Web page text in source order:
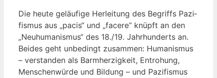
Die heu­te geläu­fi­ge Her­lei­tung des Begriffs Pazi­
fis­mus aus „pacis“ und „face­re“ knüpft an den
„Neu­hu­ma­nis­mus“ des 18./19. Jahr­hun­derts an.
Bei­des geht unbe­dingt zusam­men: Huma­nis­mus
– ver­stan­den als Barm­her­zig­keit, Ent­ro­hung,
Men­schen­wür­de und Bil­dung – und Pazi­fis­mus